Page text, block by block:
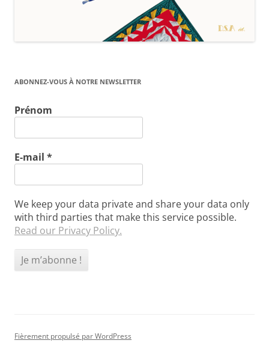
ABONNEZ-VOUS À NOTRE NEWSLETTER
Prénom
E-mail *
We keep your data private and share your data only
with third parties that make this service possible.
Read our Privacy Policy.
Fièrement propulsé par WordPress